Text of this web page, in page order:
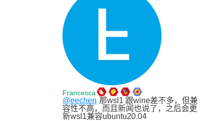
Francesca
@eechen 那wsl1 跟wine差不多，但兼
容性不高，而且新闻也说了，之后会更
新wsl1兼容ubuntu20.04